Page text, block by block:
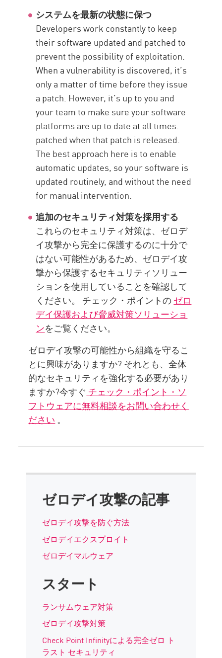
システムを最新の状態に保つ
Developers work constantly to keep
their software updated and patched to
prevent the possibility of exploitation.
When a vulnerability is discovered, it’s
only a matter of time before they issue
a patch. However, it’s up to you and
your team to make sure your software
platforms are up to date at all times.
patched when that patch is released.
The best approach here is to enable
automatic updates, so your software is
updated routinely, and without the need
for manual intervention.
追加のセキュリティ対策を採用する
これらのセキュリティ対策は、ゼロデ
イ攻撃から完全に保護するのに十分で
はない可能性があるため、ゼロデイ攻
撃から保護するセキュリティソリュー
ションを使用していることを確認して
ください。 チェック・ポイントのゼロ
デイ保護および脅威対策ソリューショ
ンをご覧ください。
ゼロデイ攻撃の可能性から組織を守るこ
とに興味がありますか? それとも、全体
的なセキュリティを強化する必要があり
ますか?今すぐ チェック・ポイント・ソ
フトウェアに無料相談をお問い合わせく
ださい 。
ゼロデイ攻撃の記事
ゼロデイ攻撃を防ぐ方法
ゼロデイエクスプロイト
ゼロデイマルウェア
スタート
ランサムウェア対策
ゼロデイ攻撃対策
Check Point Infinityによる完全ゼロ ト
ラスト セキュリティ